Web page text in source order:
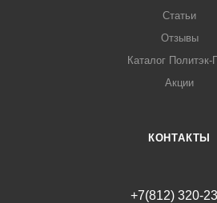
Статьи
Отзывы
Каталог Политэк-
Акции
КОНТАКТЫ
+7(812) 320-